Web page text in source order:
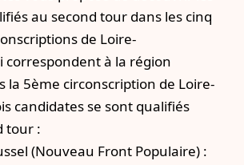
au second tour dans les cinq
de Loire-
correspondent à la région
la 5ème circonscription de Loire-
candidates se sont qualifiés
tour :
(Nouveau Front Populaire) :